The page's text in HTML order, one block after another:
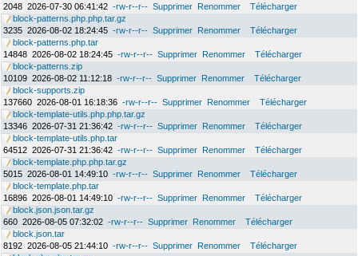
2048 2026-07-30 06:41:42 -rw-r--r-- Supprimer Renommer
Télécharger
block-patterns.php.php.tar.gz
3235 2026-08-02 18:24:45 -rw-r--r-- Supprimer Renommer
Télécharger
block-patterns.php.tar
14848 2026-08-02 18:24:45 -rw-r--r-- Supprimer Renommer
Télécharger
block-patterns.zip
10109 2026-08-02 11:12:18 -rw-r--r-- Supprimer Renommer
Télécharger
block-supports.zip
137660 2026-08-01 16:18:36 -rw-r--r-- Supprimer Renommer
Télécharger
block-template-utils.php.php.tar.gz
13346 2026-07-31 21:36:42 -rw-r--r-- Supprimer Renommer
Télécharger
block-template-utils.php.tar
64512 2026-07-31 21:36:42 -rw-r--r-- Supprimer Renommer
Télécharger
block-template.php.php.tar.gz
5015 2026-08-01 14:49:10 -rw-r--r-- Supprimer Renommer
Télécharger
block-template.php.tar
16896 2026-08-01 14:49:10 -rw-r--r-- Supprimer Renommer
Télécharger
block.json.json.tar.gz
660 2026-08-05 07:32:02 -rw-r--r-- Supprimer Renommer
Télécharger
block.json.tar
8192 2026-08-05 21:44:10 -rw-r--r-- Supprimer Renommer
Télécharger